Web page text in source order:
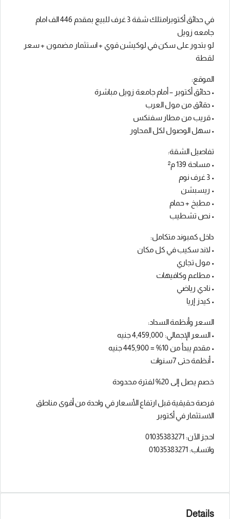
في حدائق أكتوبرامتلك شقة 3 غرف للبيع بمقدم 446 الف امام
جامعه زويل
لو بتدور على سكن في لوكيشن قوي + استثمار مضمون + سعر
لقطة
الموقع:
• حدائق أكتوبر – أمام جامعة زويل مباشرة
• دقائق من مول العرب
• قريب من مطار سفنكس
• سهل الوصول لكل المحاور
تفاصيل الشقة:
• مساحة 139 م²
• 3 غرف نوم
• ريسبشن
• مطبخ + حمام
• نص تشطيب
داخل كمبوند متكامل:
• لاند سكيب في كل مكان
• مول تجاري
• مطاعم وكافيهات
• نادي رياضي
• كيدز إريا
السعر وأنظمة السداد:
• السعر الإجمالي: 4,459,000 جنيه
• مقدم يبدأ من 10% = 445,900 جنيه
• أنظمة حتى 7سنوات
خصم يصل إلى 20% لفترة محدودة
فرصة حقيقية قبل ارتفاع الأسعار في واحدة من أقوى مناطق
الاستثمار في أكتوبر
احجز الآن: 01035383271
واتساب: 01035383271
Details